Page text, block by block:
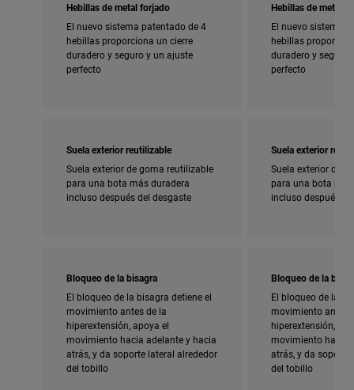
Hebillas de metal forjado
El nuevo sistema patentado de 4
hebillas proporciona un cierre
duradero y seguro y un ajuste
perfecto
Hebillas de metal
El nuevo sistema
hebillas
duradero y seguro
perfecto
Suela exterior reutilizable
Suela exterior de goma reutilizable
para una bota más duradera
incluso después del desgaste
Suela exterior
Suela exterior de
para una bota
incluso después
Bloqueo de la bisagra
El bloqueo de la bisagra detiene el
movimiento antes de la
hiperextensión, apoya el
movimiento hacia adelante y hacia
atrás, y da soporte lateral alrededor
del tobillo
Bloqueo de la
El bloqueo de la
movimiento antes
hiperextensión,
movimiento hacia
atrás, y da soporte
del tobillo